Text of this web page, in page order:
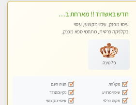
חדש באשדוד !! מארחת בדירתי באופן פרטי ודיסקרטי מקום יפה מסודר נקי ואווירה נעימה יחס טוב בבית חםללא מין !!
עיסוי מפנק, עיסוי מקצועי, עיסוי
בקלניקה פרטית, מתחמי ספא מפנק,
פלטינה
מקלחת
חניה חינם
עיסוי מרגיע
נקי ומסודר
מקום פרטי
עיסוי מקצועי